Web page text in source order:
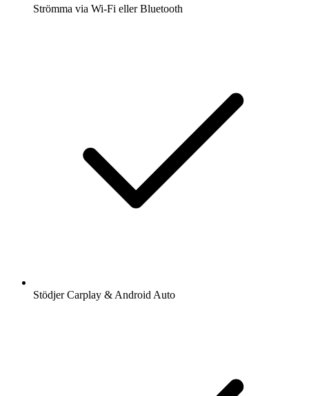
Strömma via Wi-Fi eller Bluetooth
Stödjer Carplay & Android Auto